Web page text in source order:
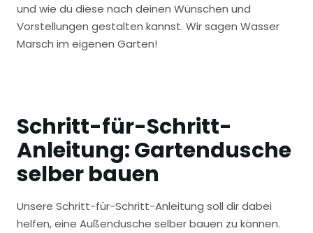
und wie du diese nach deinen Wünschen und
Vorstellungen gestalten kannst. Wir sagen Wasser
Marsch im eigenen Garten!
Schritt-für-Schritt-
Anleitung: Gartendusche
selber bauen
Unsere Schritt-für-Schritt-Anleitung soll dir dabei
helfen, eine Außendusche selber bauen zu können.